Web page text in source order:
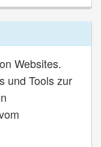
Websites.
und Tools zur